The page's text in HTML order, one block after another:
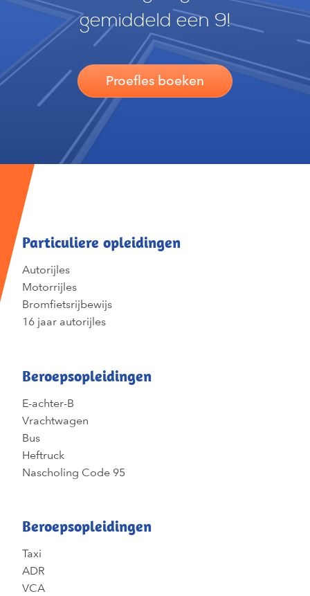
gemiddeld een 9!
Proefles boeken
Particuliere opleidingen
Autorijles
Motorrijles
Bromfietsrijbewijs
16 jaar autorijles
Beroepsopleidingen
E-achter-B
Vrachtwagen
Bus
Heftruck
Nascholing Code 95
Beroepsopleidingen
Taxi
ADR
VCA